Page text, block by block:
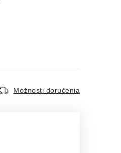
Možnosti doručenia